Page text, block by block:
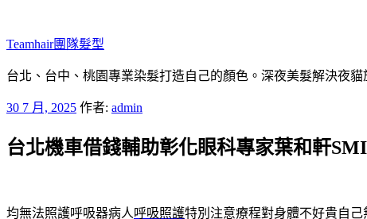
主
要
容
Teamhair團隊髮型
台北、台中、桃園專業染髮打造自己的顏色。深夜美髮解決夜
發
於
30 7 月, 2025 作者: admin
台北機車借錢輔助彰化眼科專家葉和軒
均無法照護呼吸器病人 呼吸照護特別注意療程對身體不好貴自己